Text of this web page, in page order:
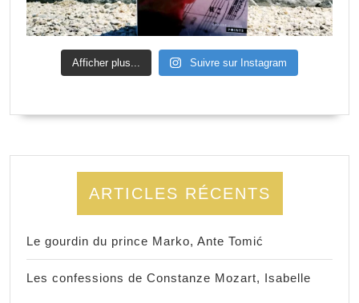
Afficher plus... Suivre sur Instagram
ARTICLES RÉCENTS
Le gourdin du prince Marko, Ante Tomić
Les confessions de Constanze Mozart, Isabelle